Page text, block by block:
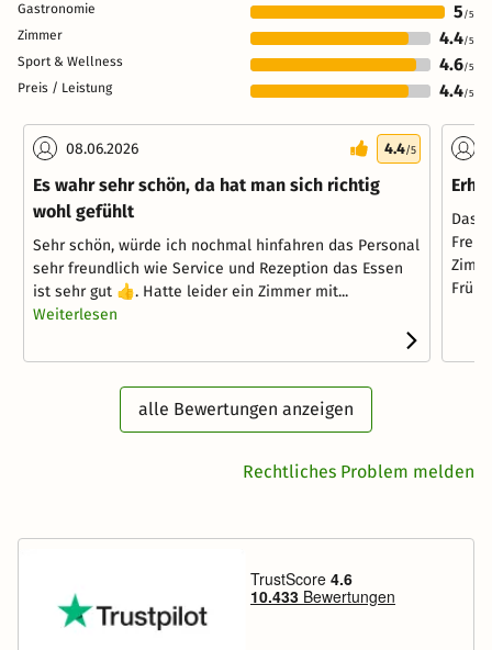
Gastronomie 5 /5
Zimmer 4.4/5
Sport & Wellness 4.6/5
Preis / Leistung 4.4/5
08.06.2026 4.4/5
Es wahr sehr schön, da hat man sich richtig
wohl gefühlt
Sehr schön, würde ich nochmal hinfahren das Personal
sehr freundlich wie Service und Rezeption das Essen
ist sehr gut 👍. Hatte leider ein Zimmer mit...
Weiterlesen
Das
alle Bewertungen anzeigen
Rechtliches Problem melden